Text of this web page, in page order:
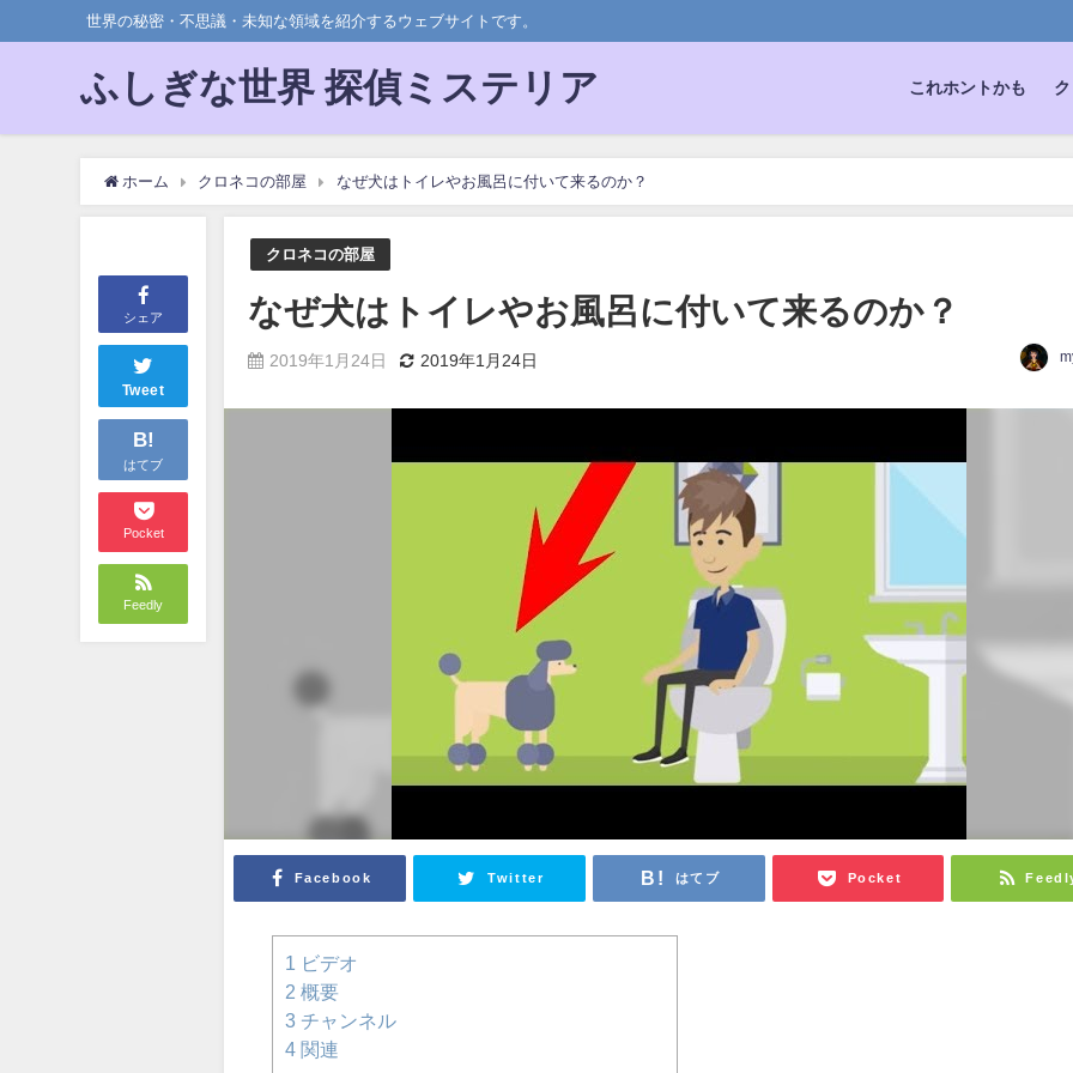
世界の秘密・不思議・未知な領域を紹介するウェブサイトです。
ふしぎな世界 探偵ミステリア これホントかも
ホーム クロネコの部屋 なぜ犬はトイレやお風呂に付いて来るのか？
シェア
Tweet
B!
はてブ
Pocket
Feedly
クロネコの部屋
なぜ犬はトイレやお風呂に付いて来るのか？
2019年1月24日 2019年1月24日
Facebook Twitter はてブ Pocket
1 ビデオ
2 概要
3 チャンネル
4 関連